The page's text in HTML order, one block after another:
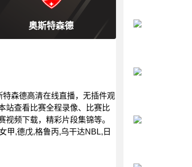
奥斯特森德
森德高清在线直播，无插件观
站查看比赛全程录像、比赛比
频下载，精彩片段集锦等。
甲,德戊,格鲁丙,乌干达NBL,日